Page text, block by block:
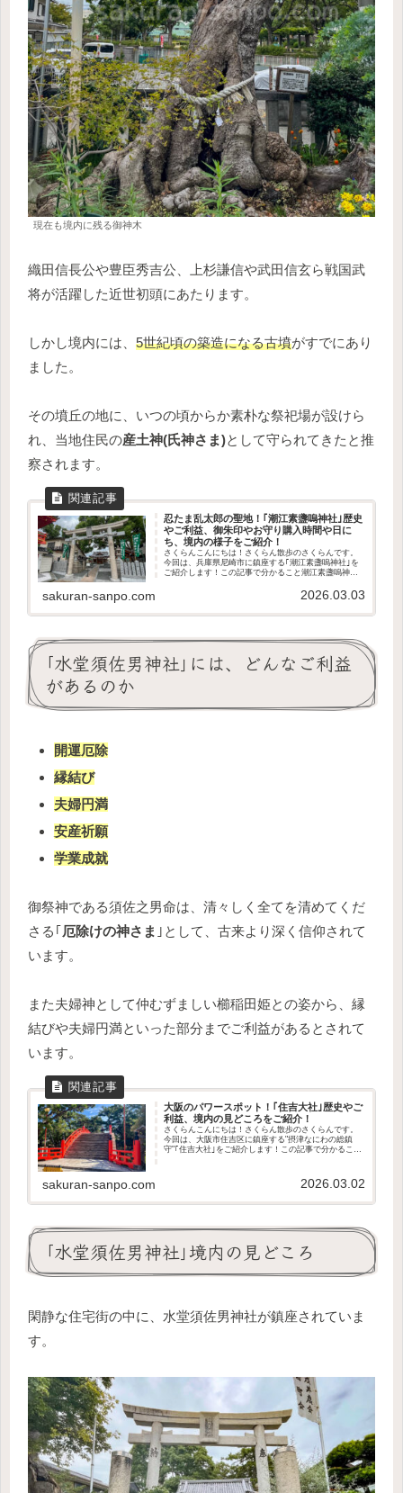
現在も境内に残る御神木
織田信長公や豊臣秀吉公、上杉謙信や武田信玄ら戦国武
将が活躍した近世初頭にあたります。
しかし境内には、 5世紀頃の築造になる古墳がすでにあり
ました。
その墳丘の地に、いつの頃からか素朴な祭祀場が設けら
れ、当地住民の産土神(氏神さま)として守られてきたと推
察されます。
忍たま乱太郎の聖地！｢潮江素盞嗚神社｣歴史
やご利益、御朱印やお守り購入時間や日に
ち、境内の様子をご紹介！
さくらんこんにちは！さくらん散歩のさくらんです。
今回は、兵庫県尼崎市に鎮座する｢潮江素盞嗚神社｣を
ご紹介します！この記事で分かること潮江素盞嗚神社
太郎の聖地？境内の様子授与品についてアクセス方...
sakuran-sanpo.com 2026.03.03
｢水堂須佐男神社｣には、どんなご利益
があるのか
開運厄除
縁結び
夫婦円満
安産祈願
学業成就
御祭神である須佐之男命は、清々しく全てを清めてくだ
さる｢厄除けの神さま ｣として、古来より深く信仰されて
います。
また夫婦神として仲むずましい櫛稲田姫との姿から、縁
結びや夫婦円満といった部分までご利益があるとされて
います。
大阪のパワースポット！｢住吉大社｣歴史やご
利益、境内の見どころをご紹介！
さくらんこんにちは！さくらん散歩のさくらんです。
今回は、大阪市住吉区に鎮座する"摂津なにわの総鎮
守"｢住吉大社｣をご紹介します！この記事で分かること
sakuran-sanpo.com 2026.03.02
｢水堂須佐男神社｣境内の見どころ
閑静な住宅街の中に、水堂須佐男神社が鎮座されていま
す。